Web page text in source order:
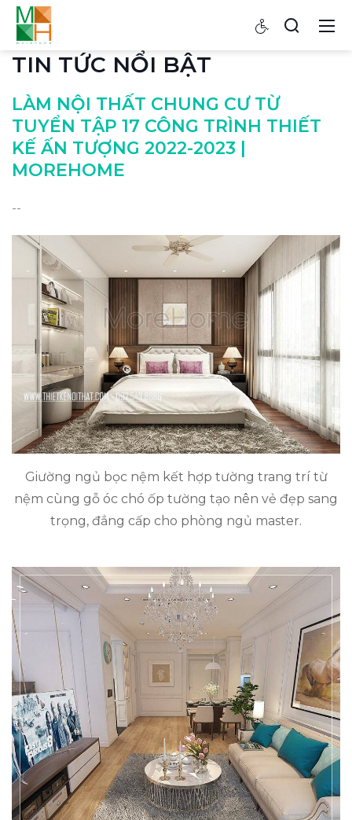
TIN TỨC NỔI BẬT
LÀM NỘI THẤT CHUNG CƯ TỪ
TUYỂN TẬP 17 CÔNG TRÌNH THIẾT
KẾ ẤN TƯỢNG 2022-2023 |
MOREHOME
--
Giường ngủ bọc nệm kết hợp tường trang trí từ
nệm cùng gỗ óc chó ốp tường tạo nên vẻ đẹp sang
trọng, đẳng cấp cho phòng ngủ master.